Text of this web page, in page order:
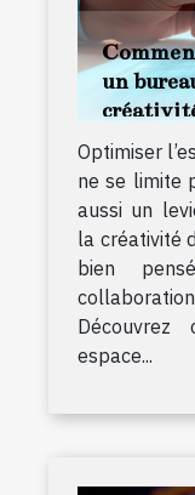
un
Optimiser
ne se limite
aussi un
la créativité
bien
Découvrez
espace...